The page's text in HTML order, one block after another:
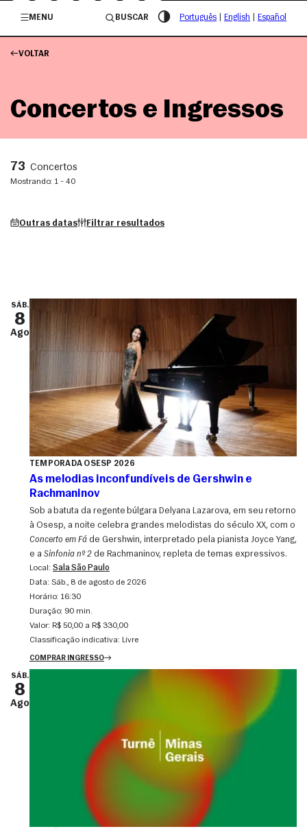
/governosp
MENU
BUSCAR Português English Español
VOLTAR
Concertos e Ingressos
73 Concertos
Mostrando: 1 - 40
Outras datas Filtrar resultados
SÁB.
8
Ago
TEMPORADA OSESP 2026
As melodias inconfundíveis de Gershwin e
Rachmaninov
Sob a batuta da regente búlgara Delyana Lazarova, em seu retorno
à Osesp, a noite celebra grandes melodistas do século XX, com o
Concerto em Fá de Gershwin, interpretado pela pianista Joyce Yang,
e a Sinfonia nº 2 de Rachmaninov, repleta de temas expressivos.
Local: Sala São Paulo
Data:
sáb., 8 de agosto de 2026
Horário: 16:30
Duração: 90 min.
Valor: R$ 50,00 a R$ 330,00
Classificação indicativa: Livre
COMPRAR INGRESSO
SÁB.
8
Ago